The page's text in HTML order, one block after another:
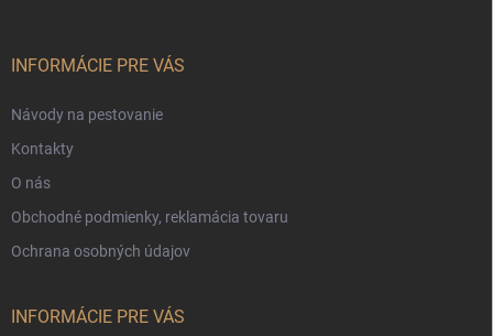
INFORMÁCIE PRE VÁS
Návody na pestovanie
Kontakty
O nás
Obchodné podmienky, reklamácia tovaru
Ochrana osobných údajov
INFORMÁCIE PRE VÁS